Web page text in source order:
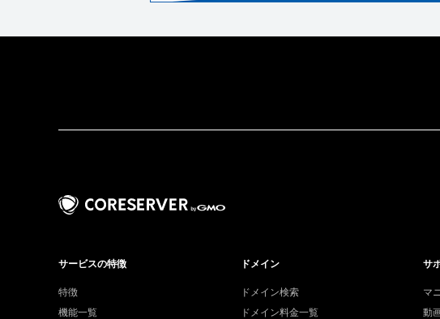
サービスの特徴
特徴
機能一覧
ドメイン
ドメイン検索
ドメイン料金一覧
サ
マ
動